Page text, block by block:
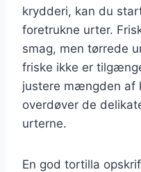
krydderi, kan du
foretrukne urter.
smag, men tørrede
friske ikke er
justere mængden af
overdøver de
urterne.
En god tortilla